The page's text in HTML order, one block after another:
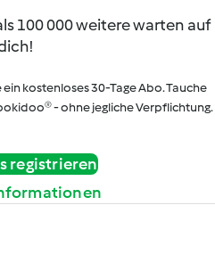
100 000 weitere warten auf
kostenloses 30-Tage Abo. Tauche
- ohne jegliche Verpflichtung.
registrieren